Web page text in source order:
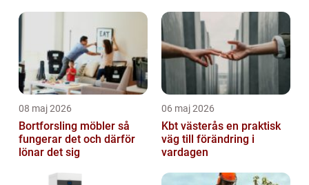
08 maj 2026
Bortforsling möbler så
fungerar det och därför
lönar det sig
06 maj 2026
Kbt västerås en praktisk
väg till förändring i
vardagen